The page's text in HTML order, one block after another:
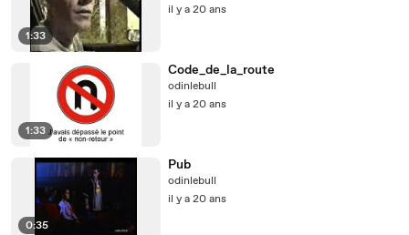
1:33
il y a 20 ans
1:33
Code_de_la_route
odinlebull
il y a 20 ans
0:35
Pub
odinlebull
il y a 20 ans